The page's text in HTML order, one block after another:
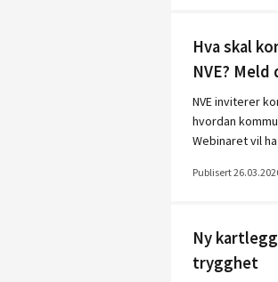
Hva skal
NVE?
NVE inviterer
hvordan
Webinaret vil
Publisert
Ny
trygghet